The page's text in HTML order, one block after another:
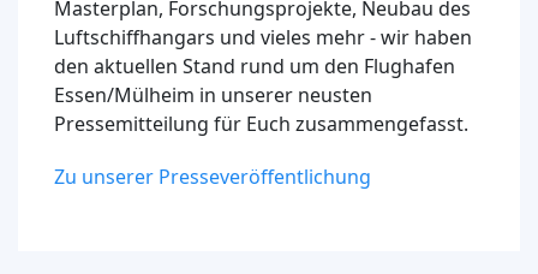
Masterplan, Forschungsprojekte, Neubau des
Luftschiffhangars und vieles mehr - wir haben
den aktuellen Stand rund um den Flughafen
Essen/Mülheim in unserer neusten
Pressemitteilung für Euch zusammengefasst.
Zu unserer Presseveröffentlichung